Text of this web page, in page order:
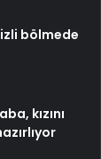
bölmede
kızını